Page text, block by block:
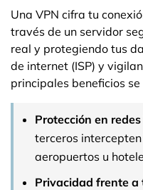
Una VPN cifra tu
través de un servidor
real y protegiendo tus
de internet (ISP) y
principales beneficios
Protección en
terceros
aeropuertos u
Privacidad frente a